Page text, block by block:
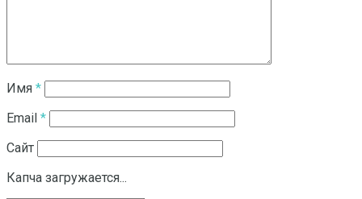
Имя *
Email *
Сайт
Капча загружается...